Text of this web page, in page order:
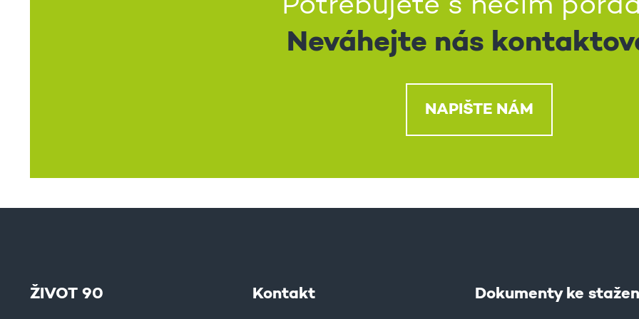
Potřebujete s něčím
Neváhejte nás
NAPIŠTE NÁM
ŽIVOT 90 Kontakt Dokumenty ke